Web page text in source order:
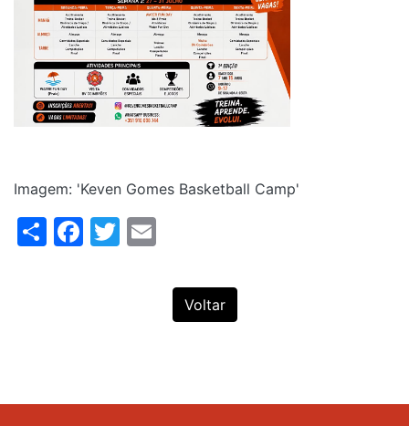
Imagem: 'Keven Gomes Basketball Camp'
ShareFacebook
Twitter
Voltar